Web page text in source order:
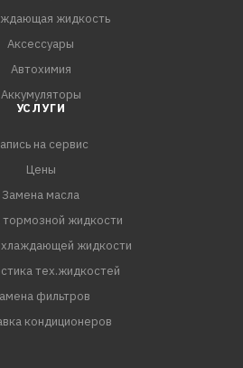
жидкость
Аксессуары
Автохимия
Аккумуляторы
УСЛУГИ
на сервис
Цены
Замена масла
тормозной жидкости
жидкости
тех.жидкостей
фильтров
кондиционеров